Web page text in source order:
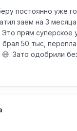
постоянно уже
заем на 3
прям суперское
50 тыс,
😅. Зато одобрили